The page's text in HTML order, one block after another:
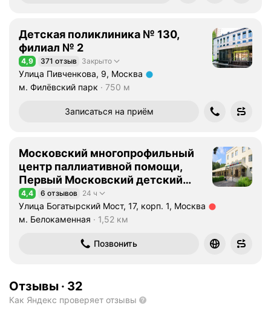
Детская поликлиника № 130,
филиал № 2
Рейтинг 4,9 из 5
4,9 371 отзыв Закрыто
Улица Пивченкова, 9, Москва
Метро м. Филёвский парк Расстояние 750 м
м. Филёвский парк 750 м
Записаться на приём
Московский многопрофильный
центр паллиативной помощи,
Первый Московский детский
хоспис
Рейтинг 4,4 из 5
4,4 6 отзывов 24 ч
Улица Богатырский Мост, 17, корп. 1, Москва
Метро м. Белокаменная Расстояние 1,52 км
м. Белокаменная 1,52 км
Позвонить
Отзывы · 32
Как Яндекс проверяет отзывы